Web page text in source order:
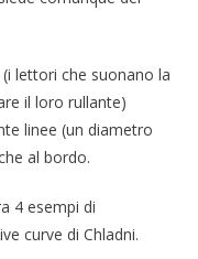
lettori che suonano la
il loro rullante)
linee (un diametro
al bordo.
4 esempi di
curve di Chladni.